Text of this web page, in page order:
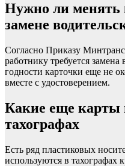
Нужно ли менять
замене
Согласно Приказу
работнику требуется
годности карточки еще не
вместе с удостоверением.
Какие еще карты
тахографах
Есть ряд пластиковых
используются в тахографах